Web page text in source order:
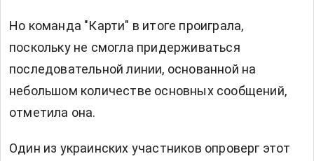
Но команда "Карти" в итоге проиграла,
поскольку не смогла придерживаться
последовательной линии, основанной на
небольшом количестве основных сообщений,
отметила она.
Один из украинских участников опроверг этот